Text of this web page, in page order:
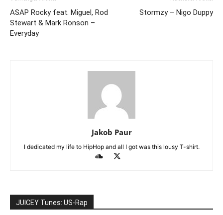
ASAP Rocky feat. Miguel, Rod
Stewart & Mark Ronson –
Everyday
Stormzy – Nigo Duppy
Jakob Paur
I dedicated my life to HipHop and all I got was this lousy T-shirt.
JUICEY Tunes: US-Rap